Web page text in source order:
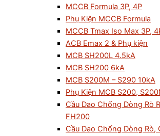
MCCB Formula 3P, 4P
Phụ Kiện MCCB Formula
MCCB Tmax Iso Max 3P,
ACB Emax 2 & Phụ kiện
MCB SH200L 4.5kA
MCB SH200 6kA
MCB S200M – S290 10kA
Phụ Kiện MCB S200,
Cầu Dao Chống Dòng Rò
FH200
Cầu Dao Chống Dòng Rò,